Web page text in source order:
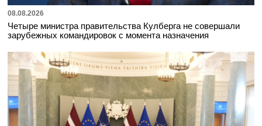
08.08.2026
Четыре министра правительства Кулберга не совершали
зарубежных командировок с момента назначения